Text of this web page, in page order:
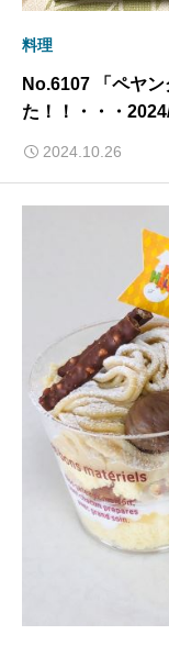
料理
No.6107 「ペヤ
た！！・・・
2024.10.26